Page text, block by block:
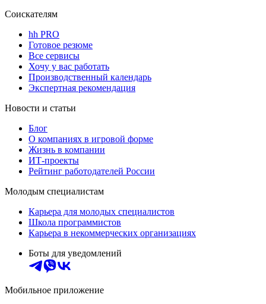
Соискателям
hh PRO
Готовое резюме
Все сервисы
Хочу у вас работать
Производственный календарь
Экспертная рекомендация
Новости и статьи
Блог
О компаниях в игровой форме
Жизнь в компании
ИТ-проекты
Рейтинг работодателей России
Молодым специалистам
Карьера для молодых специалистов
Школа программистов
Карьера в некоммерческих организациях
Боты для уведомлений
Мобильное приложение